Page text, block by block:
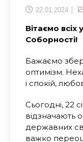
22.01.2024
Вітаємо всіх
Соборності!
Бажаємо
оптимізм.
і спокій,
Сьогодні, 22
відзначають
державних
важко